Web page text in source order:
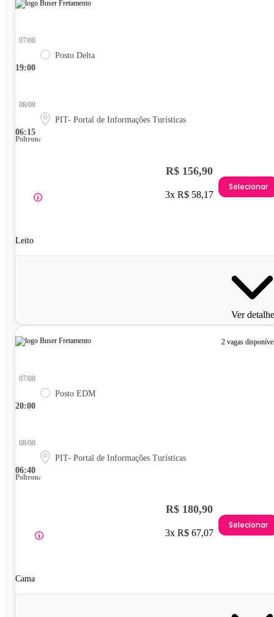
19:00
07/08
Posto Delta
06:15
08/08
PIT- Portal de Informações Turísticas
Poltrona
Leito
R$ 156,90
3x R$ 58,17
Selecionar
Ver
2 vagas
20:00
07/08
Posto EDM
06:40
08/08
PIT- Portal de Informações Turísticas
Poltrona
Cama
R$ 180,90
3x R$ 67,07
Selecionar